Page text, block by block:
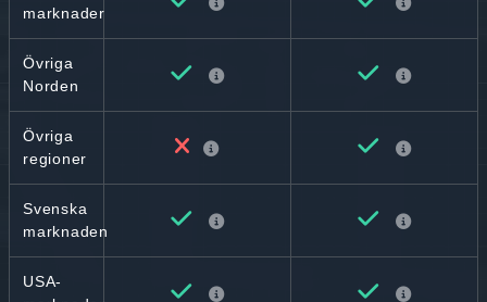
marknader
Övriga
Norden
Övriga
regioner
Svenska
marknaden
USA-